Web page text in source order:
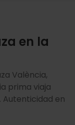
en la
València,
prima viaja
en